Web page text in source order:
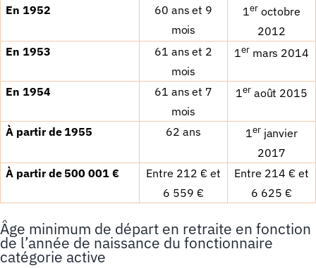
En 1952
60 ans et 9
mois
1er octobre
2012
En 1953
61 ans et 2
mois
1er mars 2014
En 1954
61 ans et 7
mois
1er août 2015
À partir de 1955 62 ans 1er janvier
2017
À partir de 500 001 € Entre 212 € et
6 559 €
Entre 214 € et
6 625 €
Âge minimum de départ en retraite en fonction
de l’année de naissance du fonctionnaire
catégorie active